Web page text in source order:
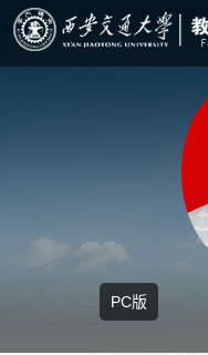
PC版